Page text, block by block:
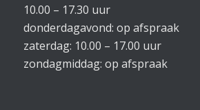
10.00 – 17.30 uur
donderdagavond: op afspraak
zaterdag: 10.00 – 17.00 uur
zondagmiddag: op afspraak